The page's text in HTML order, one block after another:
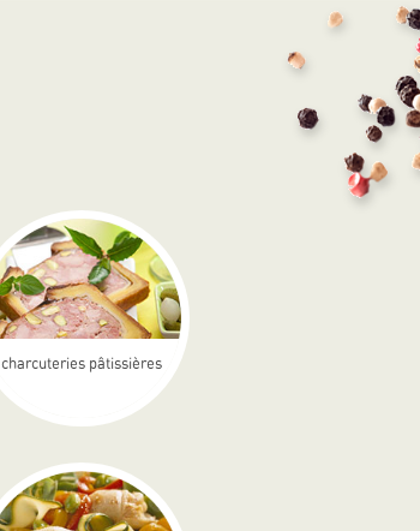
charcuteries pâtissières